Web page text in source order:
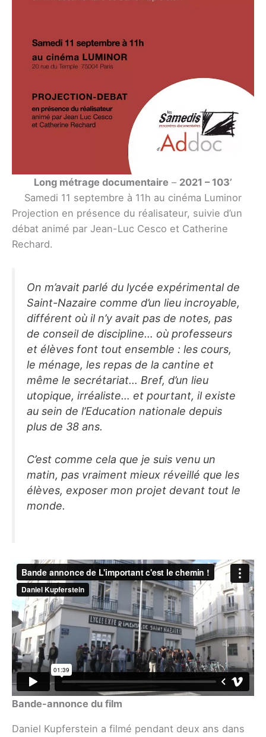
Long métrage documentaire – 2021 – 103’
Samedi 11 septembre à 11h au cinéma Luminor
Projection en présence du réalisateur, suivie d’un
débat animé par Jean-Luc Cesco et Catherine
Rechard.
On m’avait parlé du lycée expérimental de
Saint-Nazaire comme d’un lieu incroyable,
différent où il n’y avait pas de notes, pas
de conseil de discipline… où professeurs
et élèves font tout ensemble : les cours,
le ménage, les repas de la cantine et
même le secrétariat… Bref, d’un lieu
utopique, irréaliste… et pourtant, il existe
au sein de l’Education nationale depuis
plus de 38 ans.
C’est comme cela que je suis venu un
matin, pas vraiment mieux réveillé que les
élèves, exposer mon projet devant tout le
monde.
Bande-annonce du film
Daniel Kupferstein a filmé pendant deux ans dans